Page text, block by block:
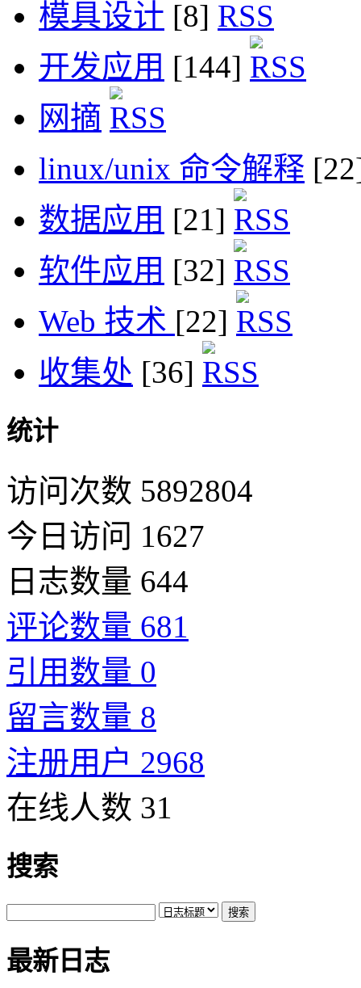
模具设计 [8]
开发应用 [144]
网摘
linux/unix 命令解释
数据应用 [21]
软件应用 [32]
Web 技术 [22]
收集处 [36]
统计
访问次数 5892804
今日访问 1627
日志数量 644
评论数量 681
引用数量 0
留言数量 8
注册用户 2968
在线人数 31
搜索
最新日志